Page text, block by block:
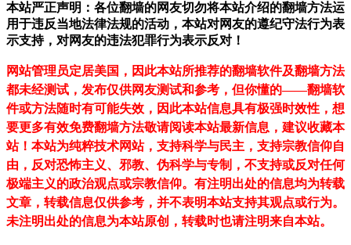
本站严正声明：各位翻墙的网友切勿将本站介绍的翻墙方法运
用于违反当地法律法规的活动，本站对网友的遵纪守法行为表
示支持，对网友的违法犯罪行为表示反对！
网站管理员定居美国，因此本站所推荐的翻墙软件及翻墙方法
都未经测试，发布仅供网友测试和参考，但你懂的——翻墙软
件或方法随时有可能失效，因此本站信息具有极强时效性，想
要更多有效免费翻墙方法敬请阅读本站最新信息，建议收藏本
站！ 本站为纯粹技术网站，支持科学与民主，支持宗教信仰自
由，反对恐怖主义、邪教、伪科学与专制，不支持或反对任何
极端主义的政治观点或宗教信仰。有注明出处的信息均为转载
文章，转载信息仅供参考，并不表明本站支持其观点或行为。
未注明出处的信息为本站原创，转载时也请注明来自本站。